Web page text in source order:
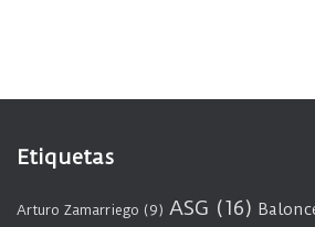
Etiquetas
Arturo Zamarriego (9) ASG (16)